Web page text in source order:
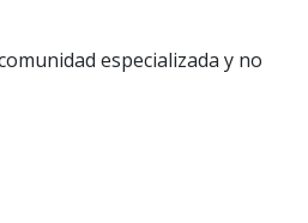
especializada y no